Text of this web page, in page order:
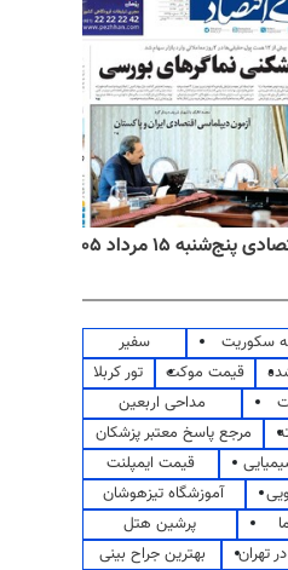
۱۵ مرداد ۱۴۰۵
سکوریت
سفیر
قیمت موکت
تور کربلا
مداحی اربعین
مرجع پاسخ معتبر پزشکان
قیمت ایمپلنت
آموزشگاه تیزهوشان
پرشین هتل
تهران
بهترین جراح بینی